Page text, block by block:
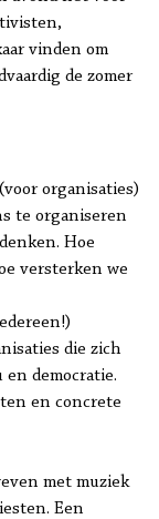
vinden om
de zomer
(voor organisaties)
te organiseren
Hoe
versterken we
die zich
democratie.
en concrete
met muziek
Een